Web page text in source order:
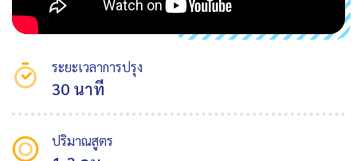
ระยะเวลาการปรุง
30 นาที
ปริมาณสูตร